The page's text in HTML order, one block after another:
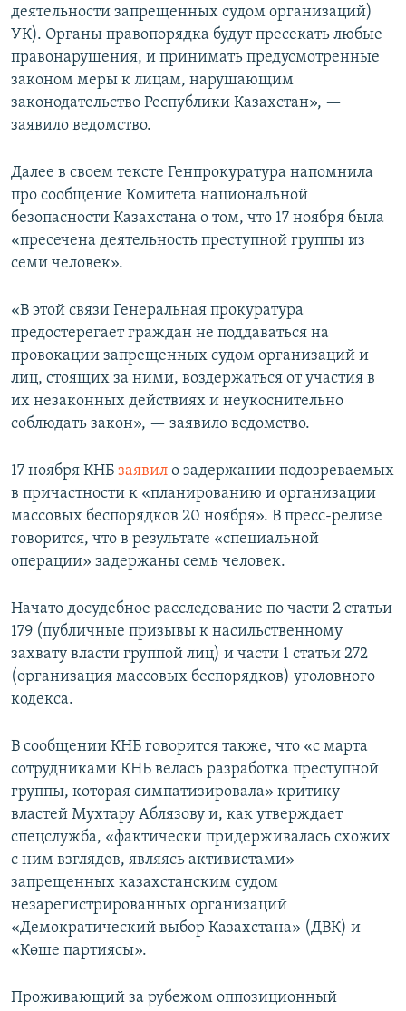
деятельности запрещенных судом организаций)
УК). Органы правопорядка будут пресекать любые
правонарушения, и принимать предусмотренные
законом меры к лицам, нарушающим
законодательство Республики Казахстан», —
заявило ведомство.
Далее в своем тексте Генпрокуратура напомнила
про сообщение Комитета национальной
безопасности Казахстана о том, что 17 ноября была
«пресечена деятельность преступной группы из
семи человек».
«В этой связи Генеральная прокуратура
предостерегает граждан не поддаваться на
провокации запрещенных судом организаций и
лиц, стоящих за ними, воздержаться от участия в
их незаконных действиях и неукоснительно
соблюдать закон», — заявило ведомство.
17 ноября КНБ заявил о задержании подозреваемых
в причастности к «планированию и организации
массовых беспорядков 20 ноября». В пресс-релизе
говорится, что в результате «специальной
операции» задержаны семь человек.
Начато досудебное расследование по части 2 статьи
179 (публичные призывы к насильственному
захвату власти группой лиц) и части 1 статьи 272
(организация массовых беспорядков) уголовного
кодекса.
В сообщении КНБ говорится также, что «с марта
сотрудниками КНБ велась разработка преступной
группы, которая симпатизировала» критику
властей Мухтару Аблязову и, как утверждает
спецслужба, «фактически придерживалась схожих
с ним взглядов, являясь активистами»
запрещенных казахстанским судом
незарегистрированных организаций
«Демократический выбор Казахстана» (ДВК) и
«Көше партиясы».
Проживающий за рубежом оппозиционный